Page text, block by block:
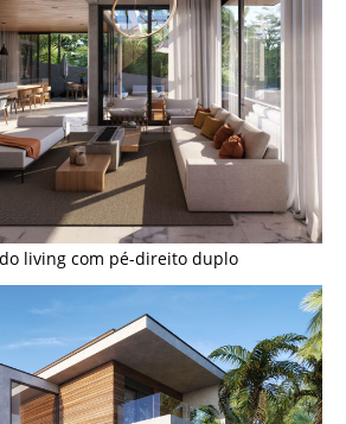
living com pé-direito duplo